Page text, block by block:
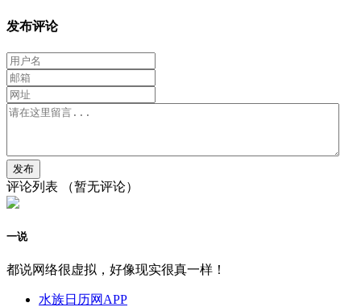
发布评论
评论列表 （暂无评论）
一说
都说网络很虚拟，好像现实很真一样！
水族日历网APP